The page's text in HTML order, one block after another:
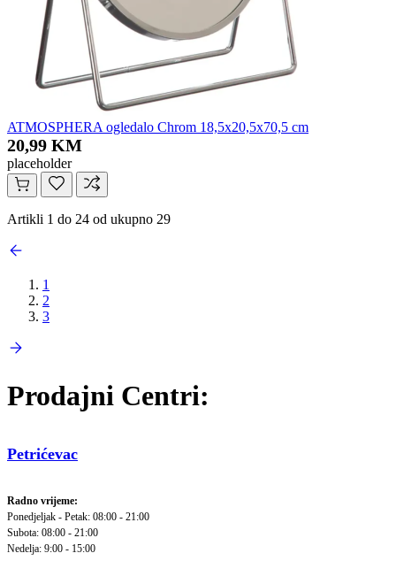
ATMOSPHERA ogledalo Chrom 18,5x20,5x70,5 cm
20,99 KM
placeholder
Artikli 1 do 24 od ukupno 29
1
2
3
Prodajni Centri:
Petrićevac
Radno vrijeme:
Ponedjeljak - Petak: 08:00 - 21:00
Subota: 08:00 - 21:00
Nedelja: 9:00 - 15:00